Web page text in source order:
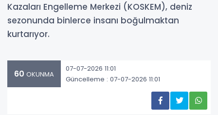
Kazaları Engelleme Merkezi (KOSKEM), deniz
sezonunda binlerce insanı boğulmaktan
kurtarıyor.
60 OKUNMA
07-07-2026 11:01
Güncelleme : 07-07-2026 11:01